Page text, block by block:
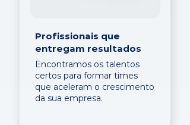
Profissionais que
entregam resultados
Encontramos os talentos
certos para formar times
que aceleram o crescimento
da sua empresa.